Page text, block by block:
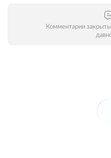
Комментарии